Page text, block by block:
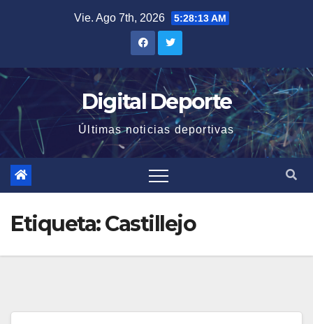
Vie. Ago 7th, 2026 5:28:13 AM
Digital Deporte
Últimas noticias deportivas
Etiqueta:Castillejo